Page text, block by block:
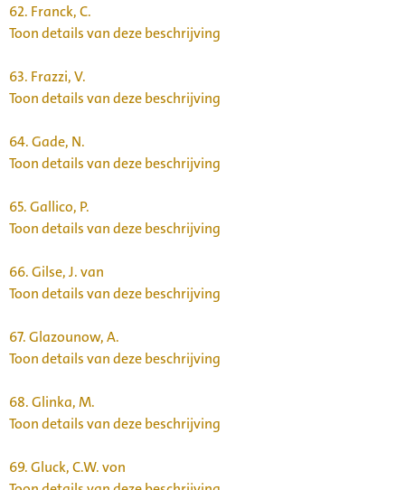
62. Franck, C.
Toon details van deze beschrijving
63. Frazzi, V.
Toon details van deze beschrijving
64.Gade, N.
Toon details van deze beschrijving
65.Gallico, P.
Toon details van deze beschrijving
66.Gilse, J. van
Toon details van deze beschrijving
67.Glazounow, A.
Toon details van deze beschrijving
68.Glinka, M.
Toon details van deze beschrijving
69.Gluck, C.W. von